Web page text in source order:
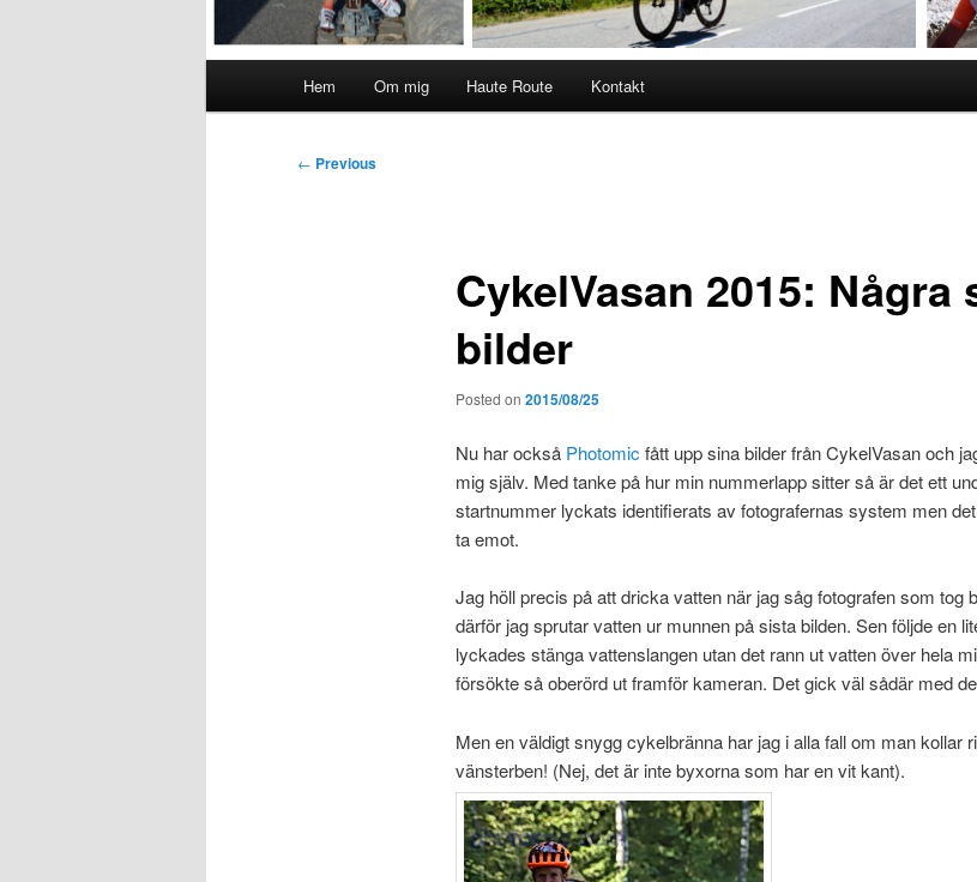
Hem Om mig Haute Route Kontakt
Post
← Previous
CykelVasan 2015: Några
bilder
Posted on 2015/08/25
Nu har också Photomic fått upp sina bilder från CykelVasan och
mig själv. Med tanke på hur min nummerlapp sitter så är det ett
startnummer lyckats identifierats av fotografernas system men
ta emot.
Jag höll precis på att dricka vatten när jag såg fotografen som tog
därför jag sprutar vatten ur munnen på sista bilden. Sen följde en
lyckades stänga vattenslangen utan det rann ut vatten över hela
försökte så oberörd ut framför kameran. Det gick väl sådär med
Men en väldigt snygg cykelbränna har jag i alla fall om man kollar
vänsterben! (Nej, det är inte byxorna som har en vit kant).